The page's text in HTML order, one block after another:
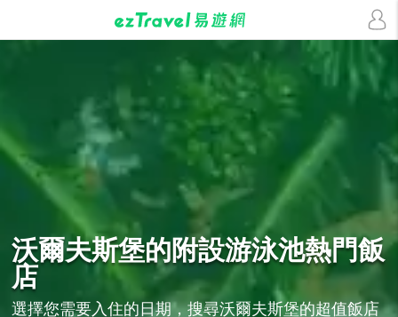
沃爾夫斯堡的附設游泳池熱門飯
店
選擇您需要入住的日期，搜尋沃爾夫斯堡的超值飯店